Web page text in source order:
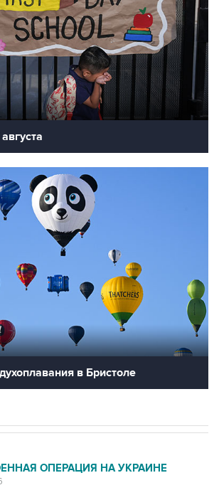
в Бристоле
ОПЕРАЦИЯ НА УКРАИНЕ